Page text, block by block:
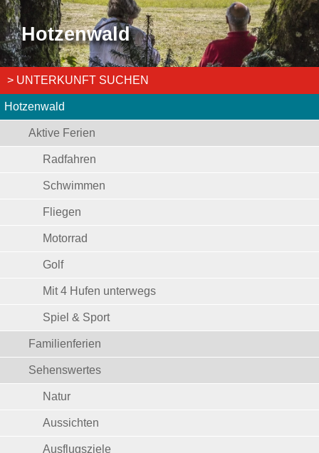
Hotzenwald
> UNTERKUNFT SUCHEN
Hotzenwald
Aktive Ferien
Radfahren
Schwimmen
Fliegen
Motorrad
Golf
Mit 4 Hufen unterwegs
Spiel & Sport
Familienferien
Sehenswertes
Natur
Aussichten
Ausflugsziele